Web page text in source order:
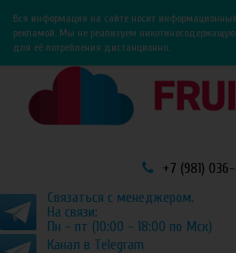
Вся информация на сайте носит информационный
рекламой. Мы не реализуем никотиносодержащую
для её потребления дистанционно.
+7 (981)
Связаться с менеджером.
На связи:
Пн - пт (10:00 - 18:00 по Мск)
Канал в Telegram